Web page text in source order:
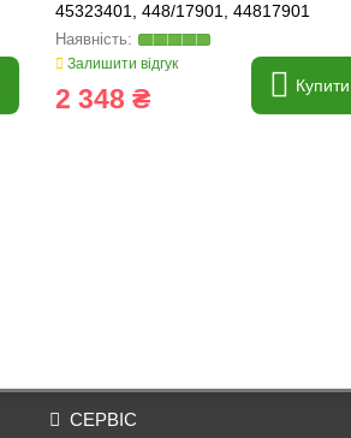
45323401, 448/17901, 44817901
Залишити відгук
2 348 ₴ Купити
СЕРВІС